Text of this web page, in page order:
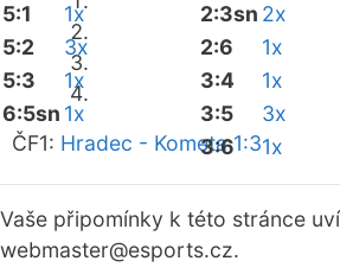
ČF1: Hradec - Kometa 1:3
5:1
1x
5:2
3x
5:3
1x
6:5sn 1x
2:3sn 2x
2:6
1x
3:4
1x
3:5
3x
3:6
1x
Vaše připomínky k této stránce
webmaster@esports.cz.